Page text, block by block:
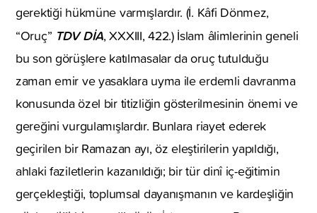
gerektiği hükmüne varmışlardır. (İ. Kâfi Dönmez,
“Oruç” TDV DİA, XXXIII, 422.) İslam âlimlerinin geneli
bu son görüşlere katılmasalar da oruç tutulduğu
zaman emir ve yasaklara uyma ile erdemli davranma
konusunda özel bir titizliğin gösterilmesinin önemi ve
gereğini vurgulamışlardır. Bunlara riayet ederek
geçirilen bir Ramazan ayı, öz eleştirilerin yapıldığı,
ahlaki faziletlerin kazanıldığı; bir tür dinî iç-eğitimin
gerçekleştiği, toplumsal dayanışmanın ve kardeşliğin